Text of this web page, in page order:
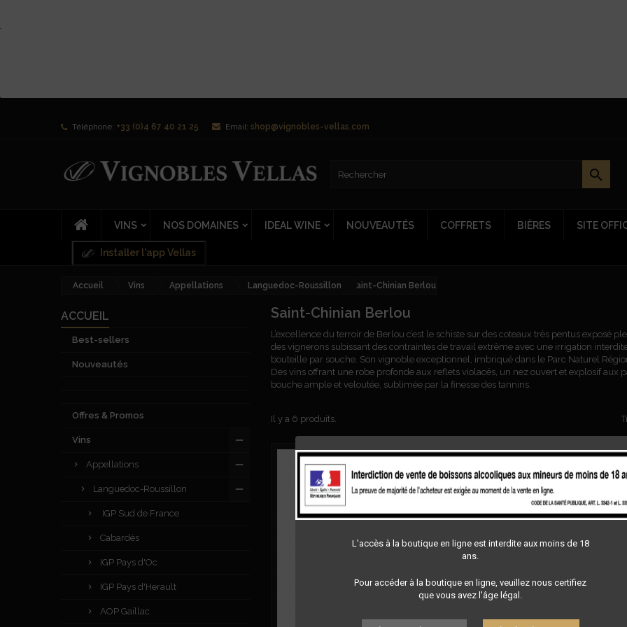
L'accès à la boutique en ligne est interdite aux moins de 18
ans.
Pour accéder à la boutique en ligne, veuillez nous certifiez
que vous avez l'âge légal.
Téléphone: +33 (0)4 67 40 21 25 Email: shop@vignobles-vellas.com

VINS NOS DOMAINES IDEAL WINE NOUVEAUTÉS COFFRETS BIÈRES SITE
Installer l'app Vellas
Accueil Vins Appellations Languedoc-Roussillon Saint-Chinian Berlou
ACCUEIL
Best-sellers
Nouveautés
Offres & Promos
Vins
Appellations
Languedoc-Roussillon
IGP Sud de France
Cabardès
IGP Pays d'Oc
IGP Pays d'Herault
AOP Gaillac
Saint-Chinian Berlou
L’excellence du terroir de Berlou c’est le schiste sur des coteaux très pentus exposé
des vignerons subissant des contraintes de travail extrême avec une irrigation
bouteille par souche. Son vignoble exceptionnel, imbriqué dans le Parc Naturel
Des vins offrant une robe profonde aux reflets violacés, un nez ouvert et explosif aux
bouche ample et veloutée, sublimée par la finesse des tannins.
Il y a 6 produits.